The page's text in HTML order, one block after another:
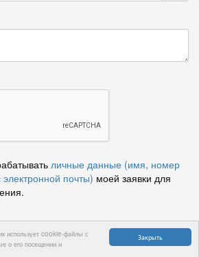
Закрыть
использует cookie-файлы с
о его посещении и
личные данные (имя, номер
почты) моей заявки для